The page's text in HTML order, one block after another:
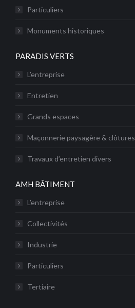
Particuliers
Monuments historiques
PARADIS VERTS
L’entreprise
Entretien
Grands espaces
Maçonnerie paysagère & clôtures
Travaux d’entretien divers
AMH BÂTIMENT
L’entreprise
Collectivités
Industrie
Particuliers
Tertiaire